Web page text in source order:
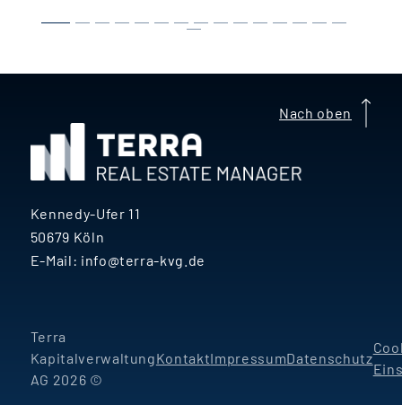
Nach oben
Kennedy-Ufer 11
50679 Köln
E-Mail: info@terra-kvg.de
Terra
Kapitalverwaltung
AG 2026 ©
KontaktImpressumDatenschutz